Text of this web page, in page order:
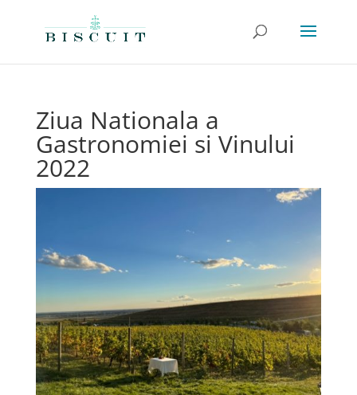
Ziua Nationala a
Gastronomiei si Vinului
2022